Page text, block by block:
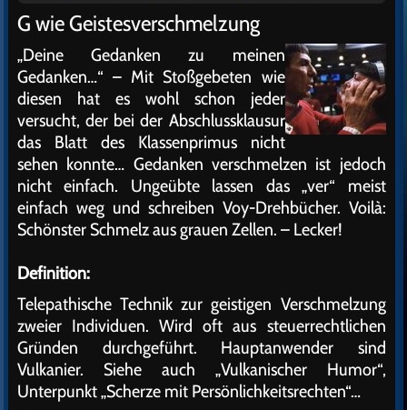
G wie Geistesverschmelzung
„Deine Gedanken zu meinen
Gedanken…“ – Mit Stoßgebeten wie
diesen hat es wohl schon jeder
versucht, der bei der Abschlussklausur
das Blatt des Klassenprimus nicht
sehen konnte… Gedanken verschmelzen ist jedoch
nicht einfach. Ungeübte lassen das „ver“ meist
einfach weg und schreiben Voy-Drehbücher. Voilà:
Schönster Schmelz aus grauen Zellen. – Lecker!
Definition:
Telepathische Technik zur geistigen Verschmelzung
zweier Individuen. Wird oft aus steuerrechtlichen
Gründen durchgeführt. Hauptanwender sind
Vulkanier. Siehe auch „Vulkanischer Humor“,
Unterpunkt „Scherze mit Persönlichkeitsrechten“…